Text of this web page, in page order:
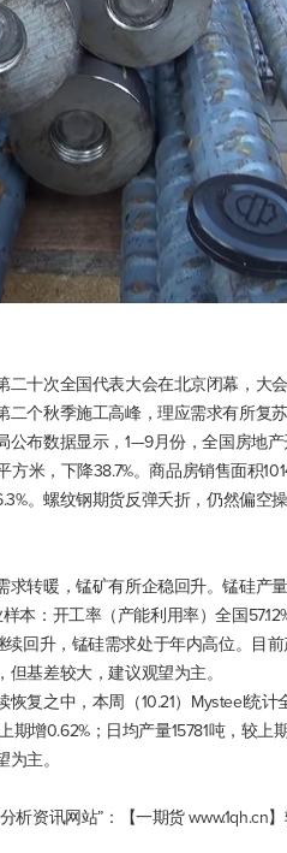
十次全国代表大会在北京闭幕，大
个秋季施工高峰，理应需求有所复
布数据显示，1—9月份，全国房地
米，下降38.7%。商品房销售面积
。螺纹钢期货反弹夭折，仍然偏空操
转暖，锰矿有所企稳回升。锰硅产
本：开工率（产能利用率）全国
回升，锰硅需求处于年内高位。目
基差较大，建议观望为主。
复之中，本周（10.21）Mysteel统计
增0.62%；日均产量15781吨，较上
主。
析资讯网站”：【一期货 www.1qh.cn